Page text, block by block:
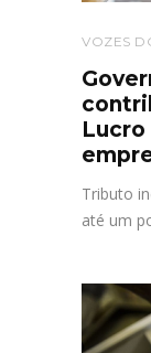
VOZES
Lucro
Tributo
até um